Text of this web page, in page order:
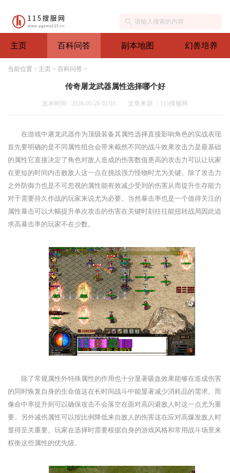
主页 百科问答 副本地图 幻兽培养
当前位置： 主页 > 百科问答 >
传奇屠龙武器属性选择哪个好
发布时间 : 2026-05-26 03:03 文章来源 ：115搜服网
在游戏中屠龙武器作为顶级装备其属性选择直接影响角色的实战表现
首先要明确的是不同属性组合会带来截然不同的战斗效果攻击力是最基础
的属性它直接决定了角色对敌人造成的伤害数值更高的攻击力可以让玩家
在更短的时间内击败敌人这一点在挑战强力怪物时尤为关键。除了攻击力
之外防御力也是不可忽视的属性能有效减少受到的伤害从而提升生存能力
对于需要持久作战的玩家来说尤为必要。当然暴击率也是一个值得关注的
属性暴击可以大幅提升单次攻击的伤害在关键时刻往往能扭转战局因此追
求高暴击率的玩家不在少数。
除了常规属性外特殊属性的作用也十分显著吸血效果能够在造成伤害
的同时恢复自身的生命值这在长时间战斗中能显著减少消耗品的需求。而
像命中率提升则可以确保攻击不会落空在面对高闪避敌人时这一点尤为重
要。另外减伤属性可以按比例降低来自敌人的伤害这在应对高爆发敌人时
显得至关重要。玩家在选择时需要根据自身的游戏风格和常用战斗场景来
权衡这些属性的优先级。